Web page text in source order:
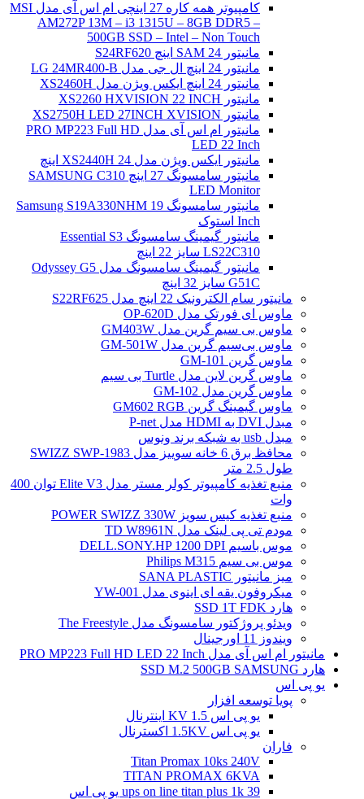
کامپیوتر همه کاره 27 اینچی ام اس آی مدل MSI
AM272P 13M – i3 1315U – 8GB DDR5 –
500GB SSD – Intel – Non Touch
مانیتور 24 SAM اینچ S24RF620
مانیتور 24 اینچ ال جی مدل LG 24MR400-B
مانیتور 24 اینچ ایکس ویژن مدل XS2460H
مانیتور XS2260 HXVISION 22 INCH
مانیتور XS2750H LED 27INCH XVISION
مانیتور ام اس آی مدل PRO MP223 Full HD
LED 22 Inch
مانیتور ایکس ویژن مدل XS2440H 24 اینچ
مانیتور سامسونگ 27 اینچ SAMSUNG C310
LED Monitor
مانیتور سامسونگ Samsung S19A330NHM 19
Inch استوک
مانیتور گیمینگ سامسونگ Essential S3
LS22C310 سایز 22 اینچ
مانیتور گیمینگ سامسونگ مدل Odyssey G5
G51C سایز 32 اینچ
مانیتور سام الکترونیک 22 اینچ مدل S22RF625
ماوس ای فورتک مدل OP-620D
ماوس بی سیم گرین مدل GM403W
ماوس بی‌سیم گرین مدل GM-501W
ماوس گرین GM-101
ماوس گرین لاین مدل Turtle بی سیم
ماوس گرین مدل GM-102
ماوس گیمینگ گرین GM602 RGB
مبدل DVI به HDMI مدل P-net
مبدل usb به شبکه برند ونوس
محافظ برق 6 خانه سوییز مدل SWIZZ SWP-1983
طول 2.5 متر
منبع تغذیه کامپیوتر کولر مستر مدل Elite V3 توان 400
وات
منبع تغذیه کیس سویز POWER SWIZZ 330W
مودم تی پی لینک مدل TD W8961N
موس باسیم DELL.SONY.HP 1200 DPI
موس بی سیم Philips M315
میز مانیتور SANA PLASTIC
میکروفون یقه ای اینوی مدل YW-001
هارد SSD 1T FDK
ویدئو پروژکتور سامسونگ مدل The Freestyle
ویندوز 11 اورجینال
مانیتور ام اس آی مدل PRO MP223 Full HD LED 22 Inch
هارد SSD M.2 500GB SAMSUNG
یو پی اس
پویا توسعه افزار
یو پی اس 1.5 KV اینترنال
یو پی اس 1.5KV اکسترنال
فاران
Titan Promax 10ks 240V
TITAN PROMAX 6KVA
ups on line titan plus 1k 39 یو پی اس